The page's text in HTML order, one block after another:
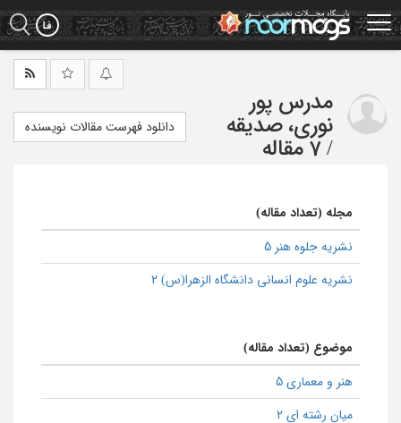
Skip
to
main
مدرس پور
نوری، صدیقه
/ 7 مقاله
دانلود فهرست مقالات نویسنده
مجله (تعداد مقاله)
نشریه جلوه هنر 5
نشریه علوم انسانی دانشگاه الزهرا(س) 2
موضوع (تعداد مقاله)
هنر و معماری 5
میان رشته ای 2